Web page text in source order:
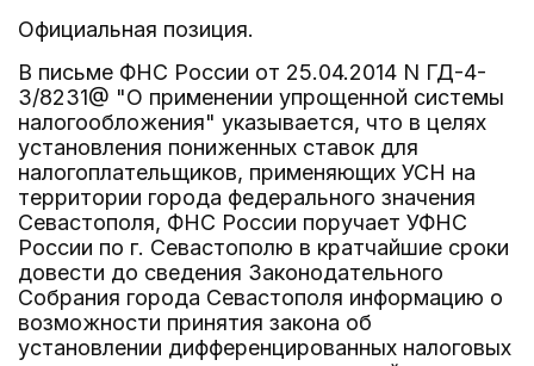
Официальная позиция.
В письме ФНС России от 25.04.2014 N ГД-4-
3/8231@ "О применении упрощенной системы
налогообложения" указывается, что в целях
установления пониженных ставок для
налогоплательщиков, применяющих УСН на
территории города федерального значения
Севастополя, ФНС России поручает УФНС
России по г. Севастополю в кратчайшие сроки
довести до сведения Законодательного
Собрания города Севастополя информацию о
возможности принятия закона об
установлении дифференцированных налоговых